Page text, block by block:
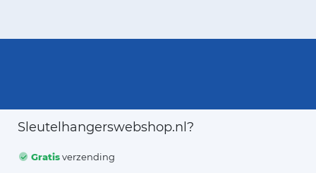
Sleutelhangerswebshop.nl?
Gratisverzending